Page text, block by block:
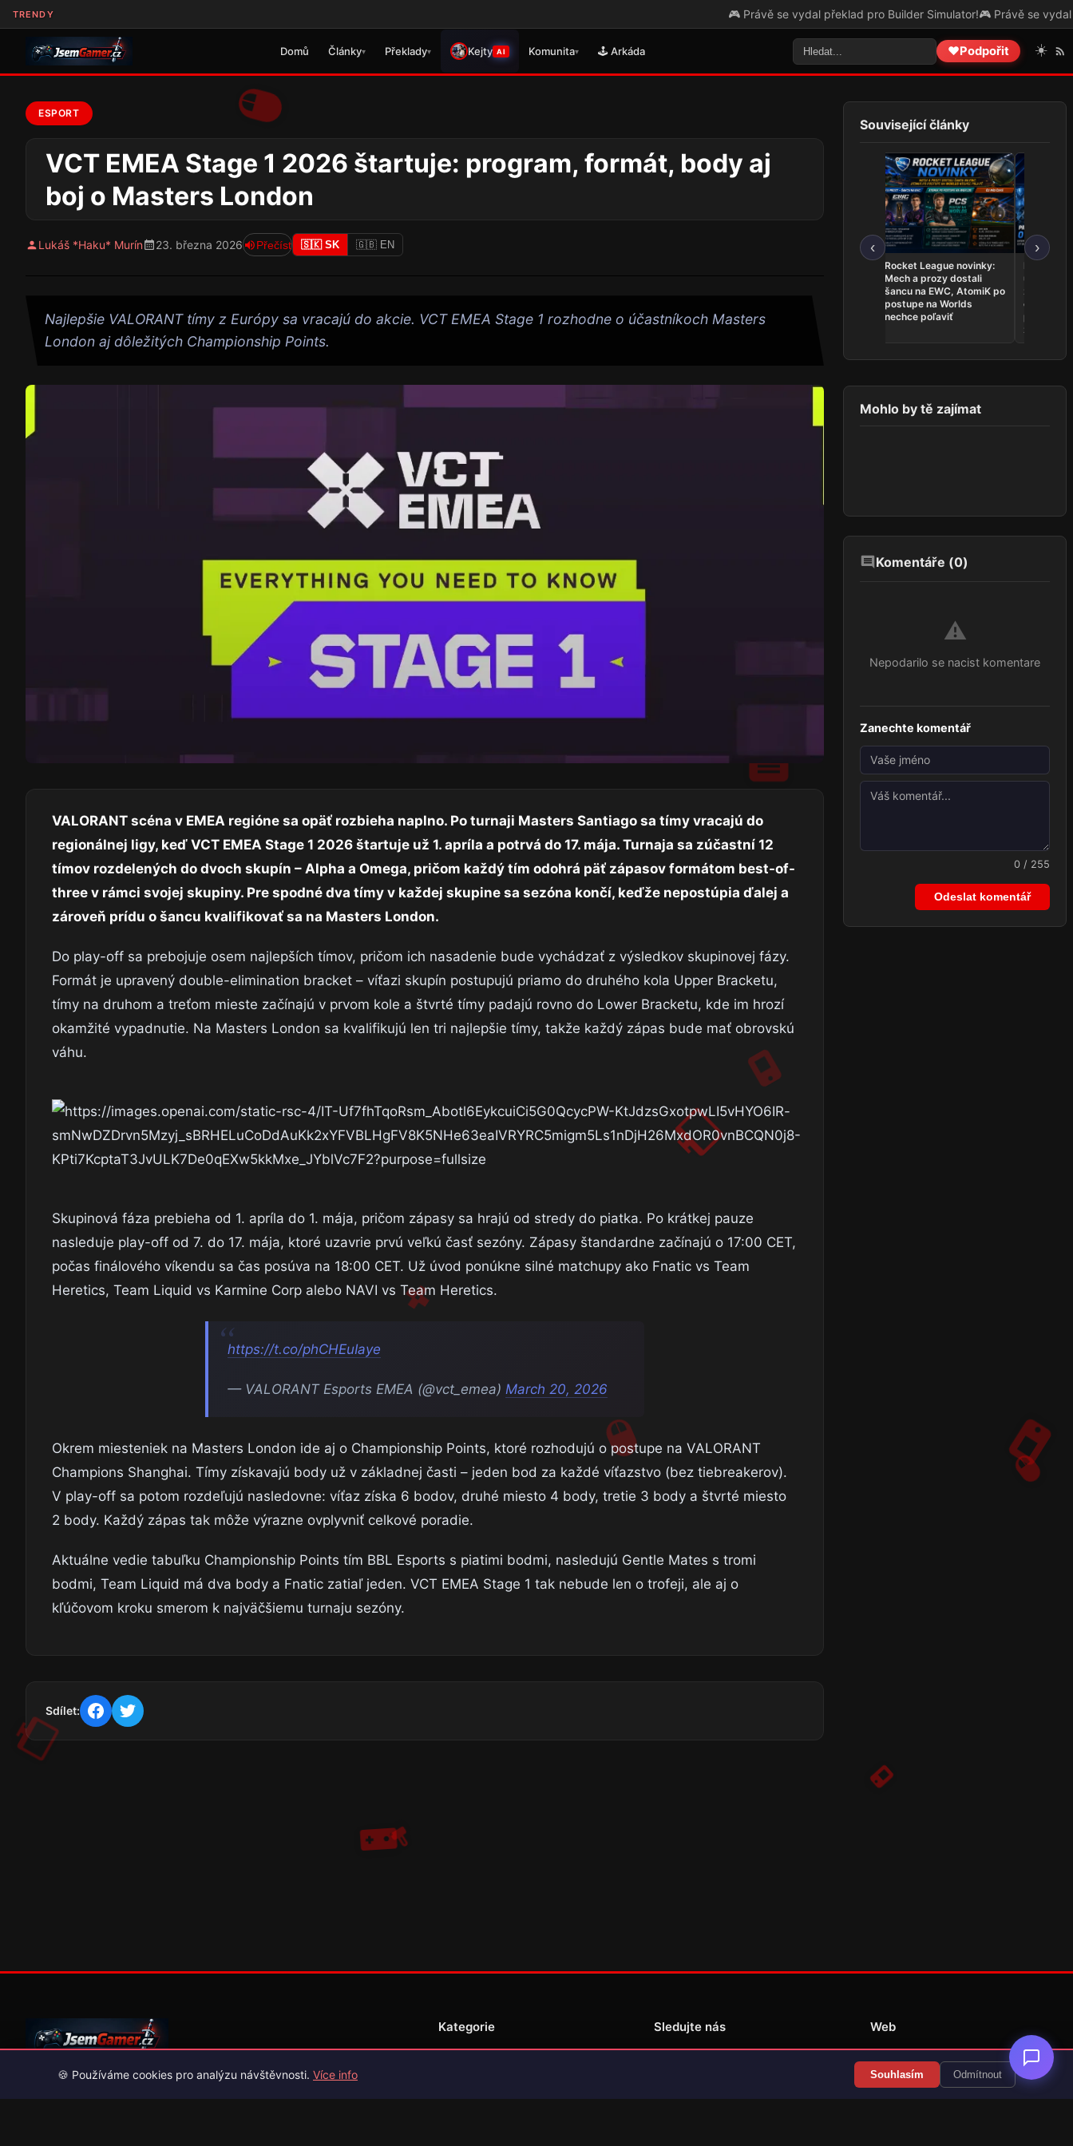
TRENDY 🎮 Právě se vydal překlad pro Builder Simulator! 🎮 Právě se vydal překlad
Domů Články▾ Překlady▾ Kejty AI Komunita▾ 🕹️ Arkáda ❤️Podpořit ☀️
ESPORT
VCT EMEA Stage 1 2026 štartuje: program, formát, body aj
boj o Masters London
Lukáš *Haku* Murín 23. března 2026 Přečíst 🇸🇰 SK 🇬🇧 EN
Najlepšie VALORANT tímy z Európy sa vracajú do akcie. VCT EMEA Stage 1 rozhodne o účastníkoch Masters
London aj dôležitých Championship Points.
VALORANT scéna v EMEA regióne sa opäť rozbieha naplno. Po turnaji Masters Santiago sa tímy vracajú do
regionálnej ligy, keď VCT EMEA Stage 1 2026 štartuje už 1. apríla a potrvá do 17. mája. Turnaja sa zúčastní 12
tímov rozdelených do dvoch skupín – Alpha a Omega, pričom každý tím odohrá päť zápasov formátom best-of-
three v rámci svojej skupiny. Pre spodné dva tímy v každej skupine sa sezóna končí, keďže nepostúpia ďalej a
zároveň prídu o šancu kvalifikovať sa na Masters London.
Do play-off sa prebojuje osem najlepších tímov, pričom ich nasadenie bude vychádzať z výsledkov skupinovej fázy.
Formát je upravený double-elimination bracket – víťazi skupín postupujú priamo do druhého kola Upper Bracketu,
tímy na druhom a treťom mieste začínajú v prvom kole a štvrté tímy padajú rovno do Lower Bracketu, kde im hrozí
okamžité vypadnutie. Na Masters London sa kvalifikujú len tri najlepšie tímy, takže každý zápas bude mať obrovskú
váhu.
Skupinová fáza prebieha od 1. apríla do 1. mája, pričom zápasy sa hrajú od stredy do piatka. Po krátkej pauze
nasleduje play-off od 7. do 17. mája, ktoré uzavrie prvú veľkú časť sezóny. Zápasy štandardne začínajú o 17:00 CET,
počas finálového víkendu sa čas posúva na 18:00 CET. Už úvod ponúkne silné matchupy ako Fnatic vs Team
Heretics, Team Liquid vs Karmine Corp alebo NAVI vs Team Heretics.
https://t.co/phCHEuIaye
— VALORANT Esports EMEA (@vct_emea) March 20, 2026
Okrem miesteniek na Masters London ide aj o Championship Points, ktoré rozhodujú o postupe na VALORANT
Champions Shanghai. Tímy získavajú body už v základnej časti – jeden bod za každé víťazstvo (bez tiebreakerov).
V play-off sa potom rozdeľujú nasledovne: víťaz získa 6 bodov, druhé miesto 4 body, tretie 3 body a štvrté miesto
2 body. Každý zápas tak môže výrazne ovplyvniť celkové poradie.
Aktuálne vedie tabuľku Championship Points tím BBL Esports s piatimi bodmi, nasledujú Gentle Mates s tromi
bodmi, Team Liquid má dva body a Fnatic zatiaľ jeden. VCT EMEA Stage 1 tak nebude len o trofeji, ale aj o
kľúčovom kroku smerom k najväčšiemu turnaju sezóny.
Sdílet:
Související články
‹
BoostGate dlhuje hráčom
Rocket League novinky:
Mech a prozy dostali
šancu na EWC, AtomiK po
postupe na Worlds
nechce poľaviť
udalosti
zahrá o
ovládli
predstavil
zostavu
›
Mohlo by tě zajímat
Komentáře (0)
⚠️
Nepodarilo se nacist komentare
Zanechte komentář
0 / 255
Odeslat komentář
Váš průvodce světem videoher. Novinky, recenze a česko-slovenské
překlady her.
Kategorie Sledujte nás Web
Překlady her
🍪 Používáme cookies pro analýzu návštěvnosti. Více info Souhlasím Odmítnout